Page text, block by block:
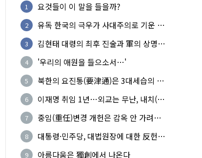
1 요것들이 이 말을 들을까?
2
유독 한국의 극우가 사대주의로 기운 이
3
김현태 대령의 최후 진술과 軍의 상명하
4 '우리의 애원을 들으소서…'
5
북한의 요진통(要津通)은 3대세습의 사
6
이재명 취임 1년…외교는 무난, 내치(內
7
중임(重任)변경 개헌은 감옥 안 가려는
8
대통령·민주당, 대법원장에 대한 反헌
9 아름다움은 獨創에서 나온다